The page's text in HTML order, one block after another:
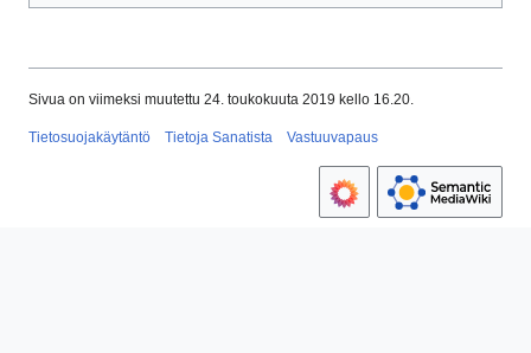
Sivua on viimeksi muutettu 24. toukokuuta 2019 kello 16.20.
Tietosuojakäytäntö Tietoja Sanatista Vastuuvapaus